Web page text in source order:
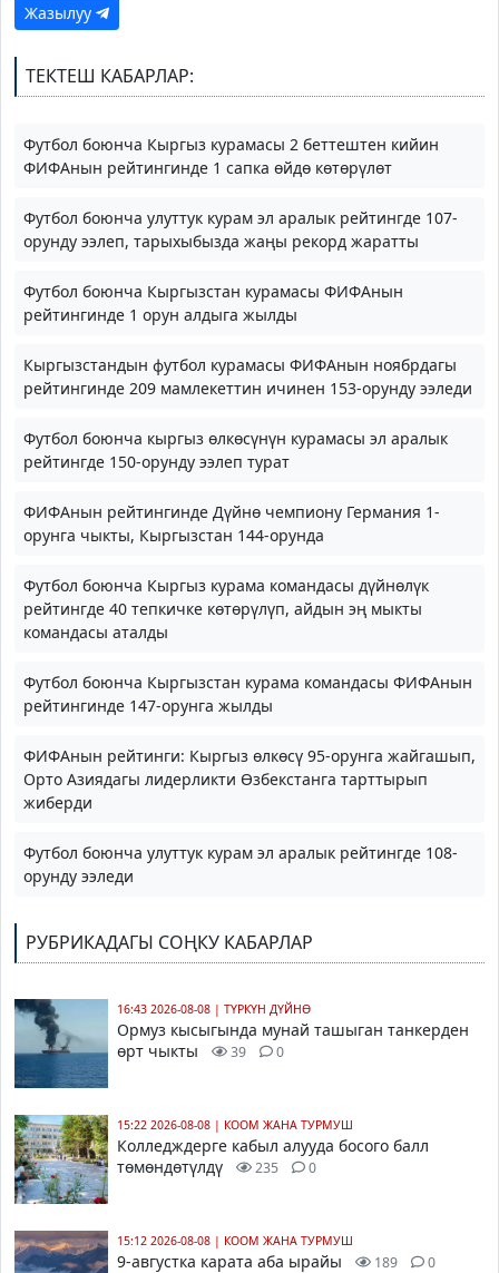
Жазылуу
ТЕКТЕШ КАБАРЛАР:
Футбол боюнча Кыргыз курамасы 2 беттештен кийин
ФИФАнын рейтингинде 1 сапка өйдө көтөрүлөт
Футбол боюнча улуттук курам эл аралык рейтингде 107-
орунду ээлеп, тарыхыбызда жаңы рекорд жаратты
Футбол боюнча Кыргызстан курамасы ФИФАнын
рейтингинде 1 орун алдыга жылды
Кыргызстандын футбол курамасы ФИФАнын ноябрдагы
рейтингинде 209 мамлекеттин ичинен 153-орунду ээледи
Футбол боюнча кыргыз өлкөсүнүн курамасы эл аралык
рейтингде 150-орунду ээлеп турат
ФИФАнын рейтингинде Дүйнө чемпиону Германия 1-
орунга чыкты, Кыргызстан 144-орунда
Футбол боюнча Кыргыз курама командасы дүйнөлүк
рейтингде 40 тепкичке көтөрүлүп, айдын эң мыкты
командасы аталды
Футбол боюнча Кыргызстан курама командасы ФИФАнын
рейтингинде 147-орунга жылды
ФИФАнын рейтинги: Кыргыз өлкөсү 95-орунга жайгашып,
Орто Азиядагы лидерликти Өзбекстанга тарттырып
жиберди
Футбол боюнча улуттук курам эл аралык рейтингде 108-
орунду ээледи
РУБРИКАДАГЫ СОҢКУ КАБАРЛАР
16:43 2026-08-08 | ТҮРКҮН ДҮЙНӨ
Ормуз кысыгында мунай ташыган танкерден
өрт чыкты
39 0
15:22 2026-08-08 | КООМ ЖАНА ТУРМУШ
Колледждерге кабыл алууда босого балл
төмөндөтүлдү
235 0
15:12 2026-08-08 | КООМ ЖАНА ТУРМУШ
9-августка карата аба ырайы 189 0